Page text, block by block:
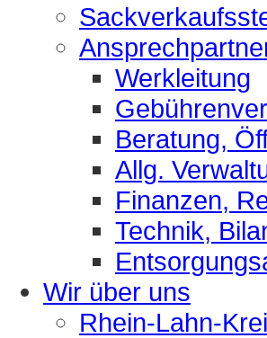
Werkleitung
Beratung,
Allg.
Finanzen,
Technik,
Wir über uns
Rhein-Lahn-